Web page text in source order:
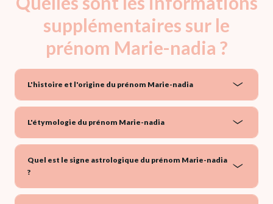
supplémentaires sur le
prénom Marie-nadia ?
L'histoire et l'origine du prénom Marie-nadia
L'étymologie du prénom Marie-nadia
Quel est le signe astrologique du prénom Marie-nadia
?